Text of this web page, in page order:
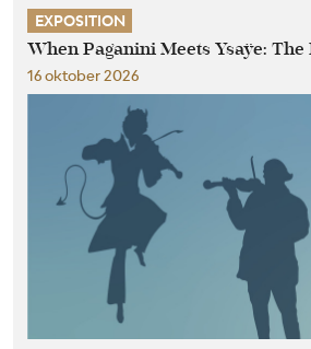
EXPOSITION
When Paganini Meets Ysaÿe: The
16 oktober 2026